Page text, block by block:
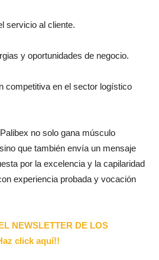
servicio al cliente.
y oportunidades de negocio.
competitiva en el sector logístico
no solo gana músculo
que también envía un mensaje
por la excelencia y la capilaridad
experiencia probada y vocación
NEWSLETTER DE LOS
click aquí!!